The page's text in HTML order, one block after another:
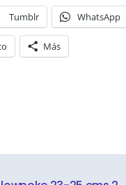
Tumblr WhatsApp
Más